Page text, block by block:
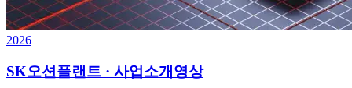
2026
SK오션플랜트 · 사업소개영상